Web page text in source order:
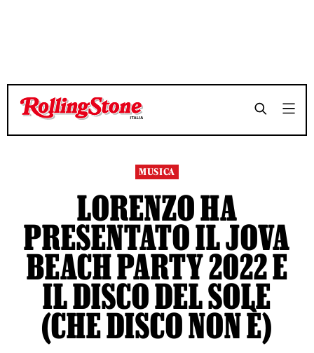
TEMPO DI LETTURA 7 MINUTI SHARE
TEMPO DI LETTURA 7 MINUTI SHARE
MUSICA
LORENZO HA
PRESENTATO IL JOVA
BEACH PARTY 2022 E
IL DISCO DEL SOLE
(CHE DISCO NON È)